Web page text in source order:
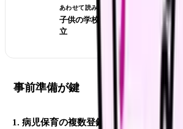
あわせて読みたい
子供の学校を優先する看護師転職
立
事前準備が鍵
1. 病児保育の複数登録